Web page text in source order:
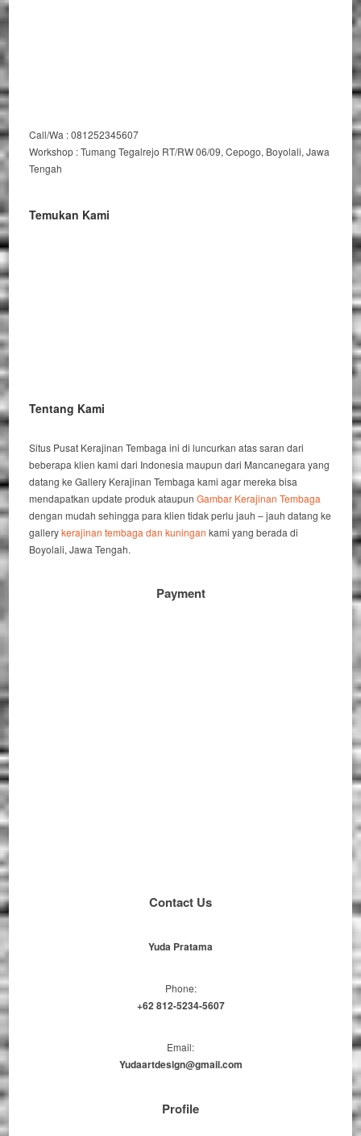
Call/Wa : 081252345607
Workshop : Tumang Tegalrejo RT/RW 06/09, Cepogo, Boyolali, Jawa
Tengah
Temukan Kami
Tentang Kami
Situs Pusat Kerajinan Tembaga ini di luncurkan atas saran dari
beberapa klien kami dari Indonesia maupun dari Mancanegara yang
datang ke Gallery Kerajinan Tembaga kami agar mereka bisa
mendapatkan update produk ataupunGambar Kerajinan Tembaga
dengan mudah sehingga para klien tidak perlu jauh – jauh datang ke
gallerykerajinan tembaga dan kuningan kami yang berada di
Boyolali, Jawa Tengah.
Payment
Contact Us
Yuda Pratama
Phone:
+62 812-5234-5607
Email:
Yudaartdesign@gmail.com
Profile